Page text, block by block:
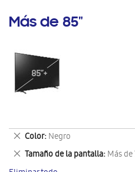
Más de 85"
Color Negro
Eliminar
este
artículo
Tamaño de la pantalla Más de
Eliminar
este